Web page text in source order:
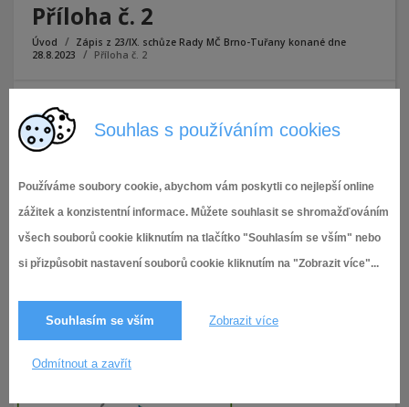
Souhlas s používáním cookies
Používáme soubory cookie, abychom vám poskytli co nejlepší online
zážitek a konzistentní informace. Můžete souhlasit se shromažďováním
všech souborů cookie kliknutím na tlačítko "Souhlasím se vším" nebo
si přizpůsobit nastavení souborů cookie kliknutím na "Zobrazit více"...
Souhlasím se vším Zobrazit více
Odmítnout a zavřít
Příloha č. 2
Úvod
Zápis z 23/IX. schůze Rady MČ Brno-Tuřany konané dne
28.8.2023
Příloha č. 2
Sorry, but you do not have permission to view this content.